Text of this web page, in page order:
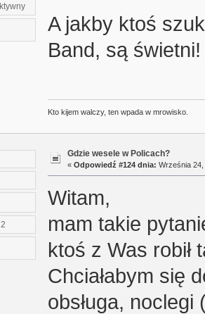
A jakby ktoś
Band, są świetni!
Kto kijem walczy, ten wpada w mrowisko.
Gdzie wesele w Policach?
« Odpowiedź #124 dnia: Września
Witam,
mam takie
ktoś z Was robił
Chciałabym się
obsługa, noclegi